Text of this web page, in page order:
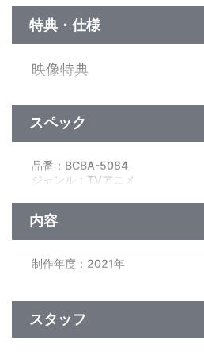
特典・仕様
映像特典
「スーパースター」歌：ケツメ
スペック
品番：BCBA-5084
ジャンル：TVアニメ
内容
制作年度：2021年
第3話「カスカベ世界発見だゾ」
第5話「カニ捕獲作戦だゾ」／第
スタッフ